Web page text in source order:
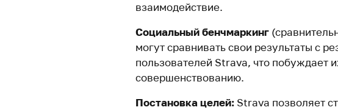
взаимодействие.
Социальный бенчмаркинг
могут сравнивать свои результаты с
пользователей Strava, что побуждает
совершенствованию.
Постановка целей: Strava позволяет